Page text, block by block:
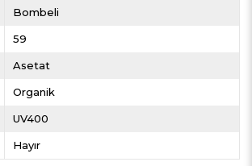
Bombeli
59
Asetat
Organik
UV400
Hayır